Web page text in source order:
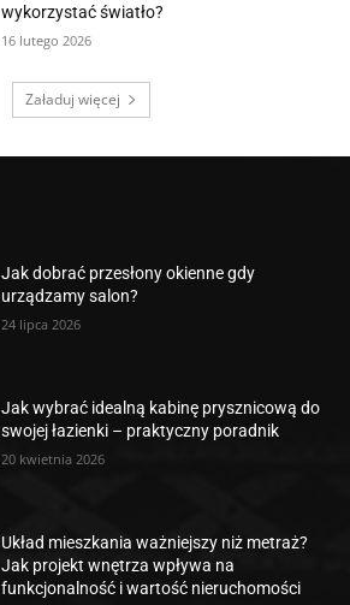
wykorzystać światło?
16 lutego 2026
Załaduj więcej
Jak dobrać przesłony okienne gdy
urządzamy salon?
24 lipca 2026
Jak wybrać idealną kabinę prysznicową do
swojej łazienki – praktyczny poradnik
20 kwietnia 2026
Układ mieszkania ważniejszy niż metraż?
Jak projekt wnętrza wpływa na
funkcjonalność i wartość nieruchomości